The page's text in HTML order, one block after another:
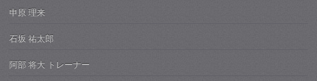
申原 理来
石坂 祐太郎
阿部 将大 トレーナー